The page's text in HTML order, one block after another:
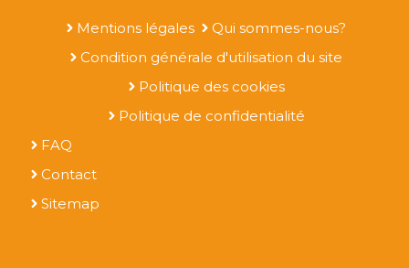
Mentions légales
Qui sommes-nous?
Condition générale d'utilisation du site
Politique des cookies
Politique de confidentialité
FAQ
Contact
Sitemap